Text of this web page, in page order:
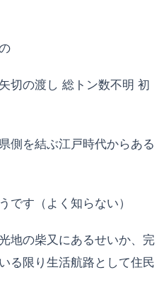
切の渡し 総トン数不明 初
側を結ぶ江戸時代からある
です（よく知らない）
地の柴又にあるせいか、完
る限り生活航路として住民